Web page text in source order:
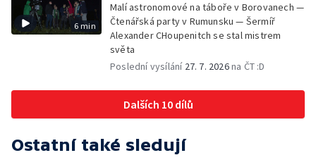
6 min
Malí astronomové na táboře v Borovanech —
Čtenářská party v Rumunsku — Šermíř
Alexander CHoupenitch se stal mistrem
světa
Poslední vysílání 27. 7. 2026na ČT :D
Dalších 10 dílů
Ostatní také sledují